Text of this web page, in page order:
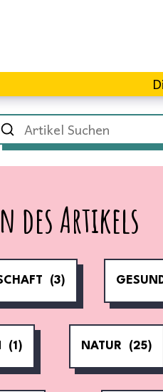
des Artikels
(3)
(1) NATUR (25)